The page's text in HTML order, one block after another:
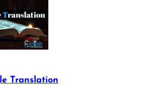
Translation